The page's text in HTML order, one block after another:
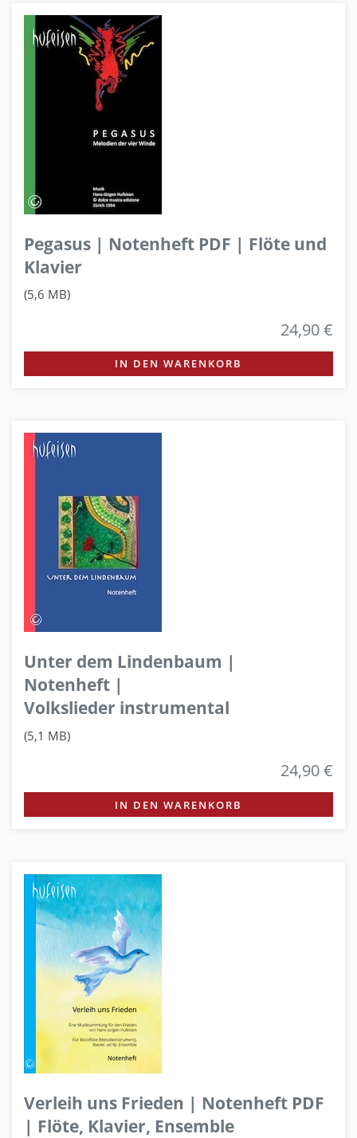
Pegasus | Notenheft PDF | Flöte und
Klavier
(5,6 MB)
24,90 €
IN DEN WARENKORB
Unter dem Lindenbaum |
Notenheft |
Volkslieder instrumental
(5,1 MB)
24,90 €
IN DEN WARENKORB
Verleih uns Frieden | Notenheft PDF
| Flöte, Klavier, Ensemble